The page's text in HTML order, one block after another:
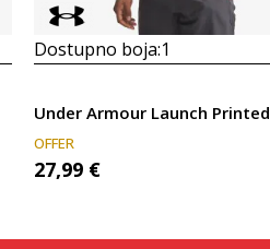
Dostupno boja:1
Under Armour Launch Printed
OFFER
27,99 €